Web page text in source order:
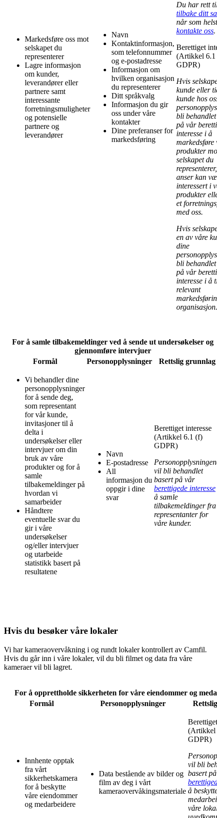
Markedsføre oss mot
selskapet du
representerer
Lagre informasjon
om kunder,
leverandører eller
partnere samt
interessante
forretningsmuligheter
og potensielle
partnere og
leverandører
Navn
Kontaktinformasjon,
som telefonnummer
og e-postadresse
Informasjon om
hvilken organisasjon
du representerer
Ditt språkvalg
Informasjon du gir
oss under våre
kontakter
Dine preferanser for
markedsføring
Du har rett
tilbake ditt
når som
kontakte oss.
Berettiget
(Artikkel
GDPR)
Hvis
kunde eller
kunde hos
bli
på vår
interesse i å
markedsføre
produkter
selskapet du
anser kan
interessert i
produkter
et
med oss.
Hvis
en av våre
dine
bli
på vår
interesse i å
relevant
organisasjon.
For å samle tilbakemeldinger ved å sende ut undersøkelser og
gjennomføre intervjuer
Formål
Personopplysninger Rettslig grunnlag
Vi behandler dine
personopplysninger
for å sende deg,
som representant
for vår kunde,
invitasjoner til å
delta i
undersøkelser eller
intervjuer om din
bruk av våre
produkter og for å
samle
tilbakemeldinger på
hvordan vi
samarbeider
Håndtere
eventuelle svar du
gir i våre
undersøkelser
og/eller intervjuer
og utarbeide
statistikk basert på
resultatene
Navn
E-postadresse
All
informasjon du
oppgir i dine
svar
Berettiget interesse
(Artikkel 6.1 (f)
GDPR)
vil bli behandlet
basert på vår
berettigede interesse
å samle
tilbakemeldinger fra
representanter for
våre kunder.
Hvis du besøker våre lokaler
Vi har kameraovervåkning i og rundt lokaler kontrollert av Camfil.
Hvis du går inn i våre lokaler, vil du bli filmet og data fra våre
kameraer vil bli lagret.
For å opprettholde sikkerheten for våre eiendommer og
Formål
Personopplysninger
Innhente opptak
fra vårt
sikkerhetskamera
for å beskytte
våre eiendommer
og medarbeidere
Data bestående av bilder og
film av deg i vårt
kameraovervåkingsmateriale
(Artikkel
GDPR)
vil bli
basert
å
våre